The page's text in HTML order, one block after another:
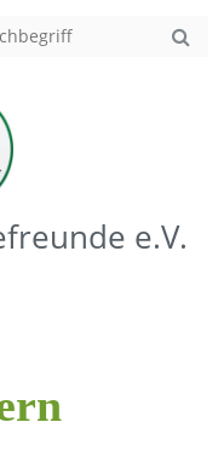
e.V.